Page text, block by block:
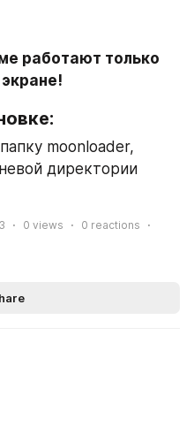
работают только
moonloader,
директории
0 views 0 reactions